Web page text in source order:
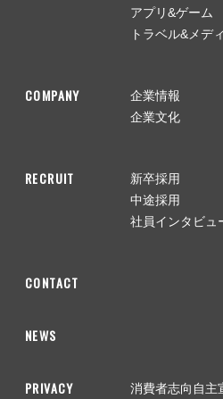
アプリ&ゲーム
トラベル&メデ
COMPANY
企業情報
企業文化
RECRUIT
新卒採用
中途採用
社員インタビュ
CONTACT
NEWS
PRIVACY 消費者志向自主